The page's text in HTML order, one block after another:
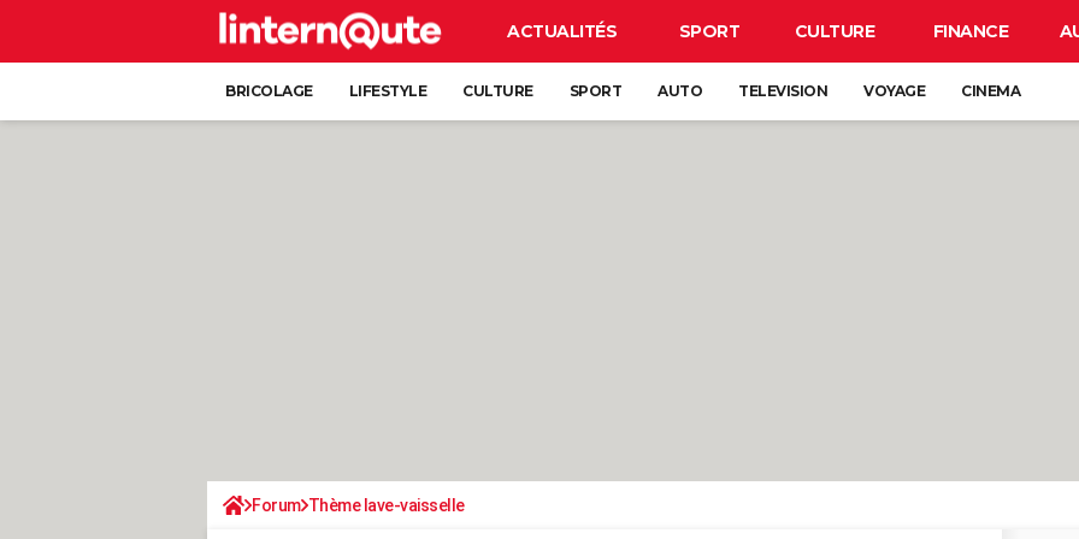
ACTUALITÉS SPORT CULTURE FINANCE
BRICOLAGE LIFESTYLE CULTURE SPORT AUTO TELEVISION VOYAGE CINEMA
Forum Thème lave-vaisselle